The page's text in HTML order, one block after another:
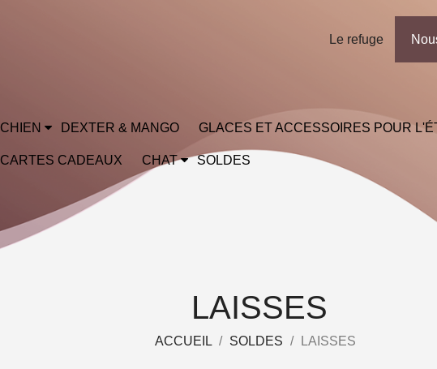
Le refuge
CHIEN DEXTER & MANGO GLACES ET ACCESSOIRES POUR
CARTES CADEAUX CHAT SOLDES
LAISSES
ACCUEIL SOLDES LAISSES